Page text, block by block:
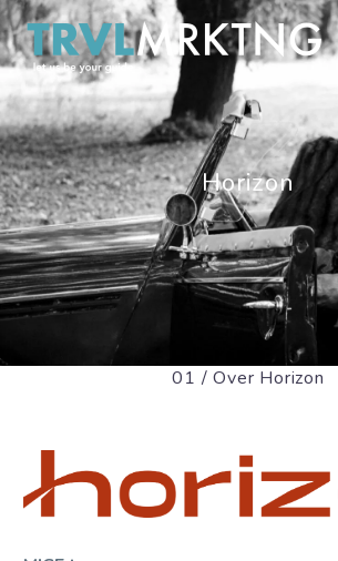
Horizon
01 / Over Horizon